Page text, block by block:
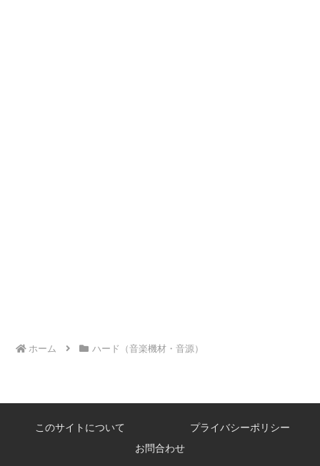
ホーム ハード（音楽機材・音源）
このサイトについて
プライバシーポリシー
お問合わせ